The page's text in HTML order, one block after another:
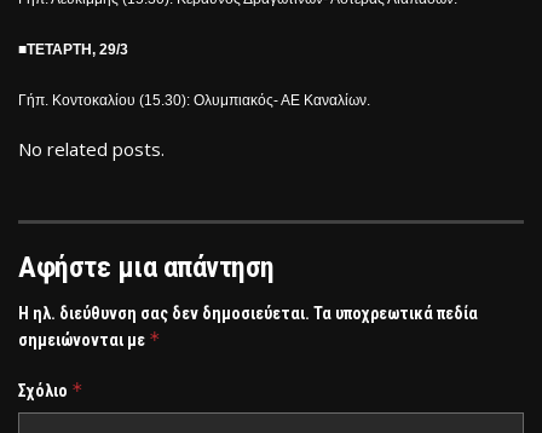
■ΤΕΤΑΡΤΗ, 29/3
Γήπ. Κοντοκαλίου (15.30): Ολυμπιακός- ΑΕ Καναλίων.
No related posts.
Αφήστε μια απάντηση
Η ηλ. διεύθυνση σας δεν δημοσιεύεται. Τα υποχρεωτικά πεδία
σημειώνονται με *
Σχόλιο *